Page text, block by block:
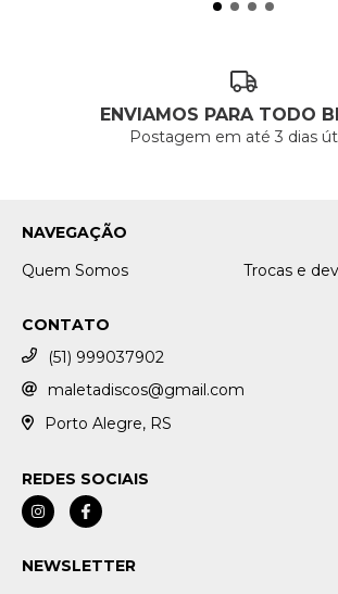
ENVIAMOS PARA TODO
Postagem em até 3 dias
NAVEGAÇÃO
Quem Somos
Trocas e
CONTATO
(51) 999037902
maletadiscos@gmail.com
Porto Alegre, RS
REDES SOCIAIS
NEWSLETTER